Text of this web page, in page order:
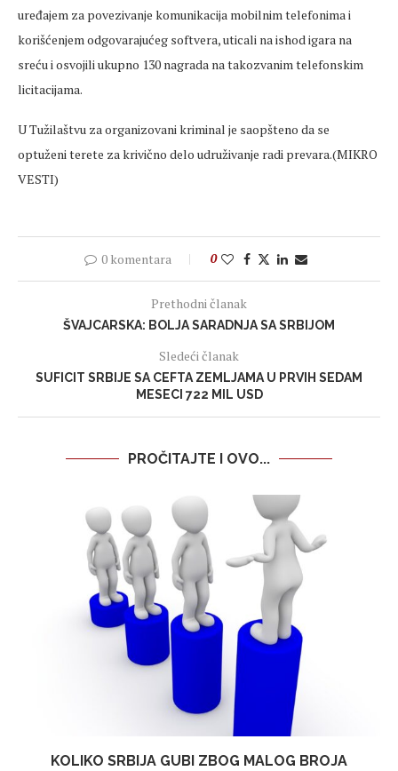
uređajem za povezivanje komunikacija mobilnim telefonima i
korišćenjem odgovarajućeg softvera, uticali na ishod igara na
sreću i osvojili ukupno 130 nagrada na takozvanim telefonskim
licitacijama.
U Tužilaštvu za organizovani kriminal je saopšteno da se
optuženi terete za krivično delo udruživanje radi prevara.(MIKRO
VESTI)
0 komentara 0
Prethodni članak
ŠVAJCARSKA: BOLJA SARADNJA SA SRBIJOM
Sledeći članak
SUFICIT SRBIJE SA CEFTA ZEMLJAMA U PRVIH SEDAM
MESECI 722 MIL USD
PROČITAJTE I OVO...
KOLIKO SRBIJA GUBI ZBOG MALOG BROJA